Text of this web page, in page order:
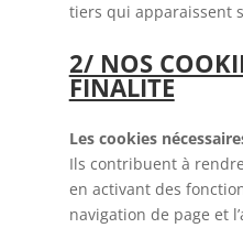
tiers qui apparaissent
2/ NOS
FINALITE
Les cookies
Ils contribuent à
en activant des
navigation de page et